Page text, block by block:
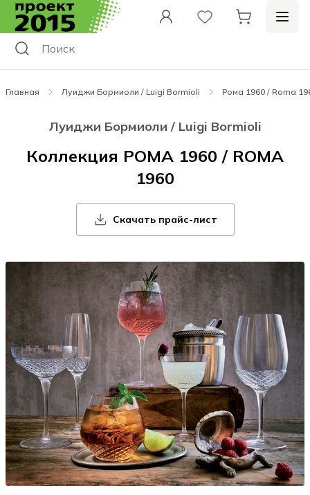
Главная Луиджи Бормиоли / Luigi Bormioli Рома 1960 / Roma
Луиджи Бормиоли / Luigi Bormioli
Коллекция РОМА 1960 / ROMA
1960
Скачать прайс-лист